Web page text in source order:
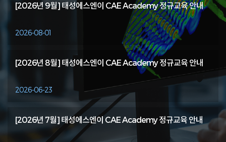
[2026년 9월] 태성에스엔이 CAE Academy 정규교육 안내
2026-08-01
[2026년 8월] 태성에스엔이 CAE Academy 정규교육 안내
2026-06-23
[2026년 7월] 태성에스엔이 CAE Academy 정규교육 안내